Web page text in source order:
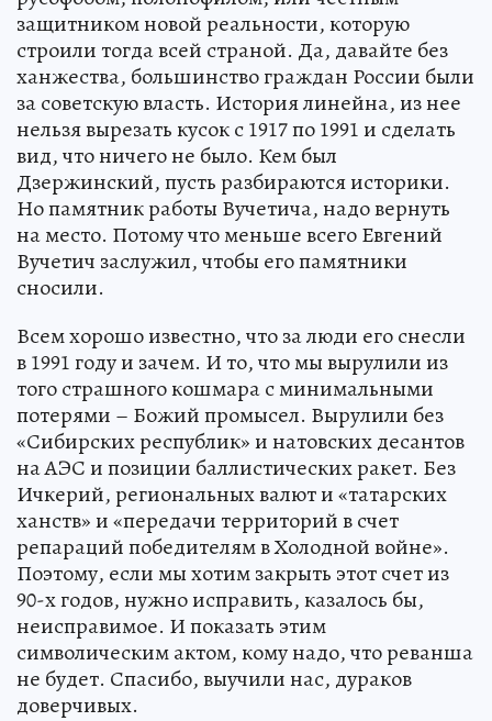
защитником новой реальности, которую
строили тогда всей страной. Да, давайте без
ханжества, большинство граждан России были
за советскую власть. История линейна, из нее
нельзя вырезать кусок с 1917 по 1991 и сделать
вид, что ничего не было. Кем был
Дзержинский, пусть разбираются историки.
Но памятник работы Вучетича, надо вернуть
на место. Потому что меньше всего Евгений
Вучетич заслужил, чтобы его памятники
сносили.
Всем хорошо известно, что за люди его снесли
в 1991 году и зачем. И то, что мы вырулили из
того страшного кошмара с минимальными
потерями – Божий промысел. Вырулили без
«Сибирских республик» и натовских десантов
на АЭС и позиции баллистических ракет. Без
Ичкерий, региональных валют и «татарских
ханств» и «передачи территорий в счет
репараций победителям в Холодной войне».
Поэтому, если мы хотим закрыть этот счет из
90-х годов, нужно исправить, казалось бы,
неисправимое. И показать этим
символическим актом, кому надо, что реванша
не будет. Спасибо, выучили нас, дураков
доверчивых.